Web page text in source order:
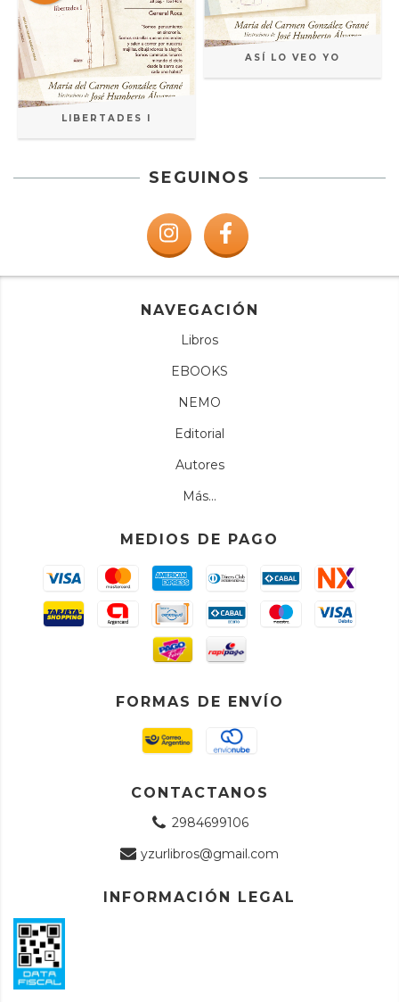
LIBERTADES I
ASÍ LO VEO YO
SEGUINOS
NAVEGACIÓN
Libros
EBOOKS
NEMO
Editorial
Autores
Más...
MEDIOS DE PAGO
FORMAS DE ENVÍO
CONTACTANOS
2984699106
yzurlibros@gmail.com
INFORMACIÓN LEGAL